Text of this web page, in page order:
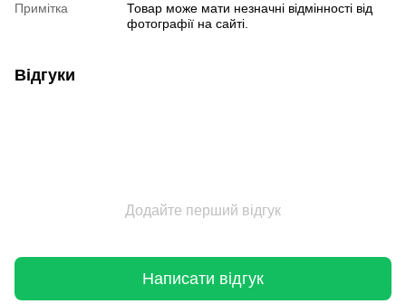
Примітка
Товар може мати незначні відмінності від
фотографії на сайті.
Відгуки
Додайте перший відгук
Написати відгук